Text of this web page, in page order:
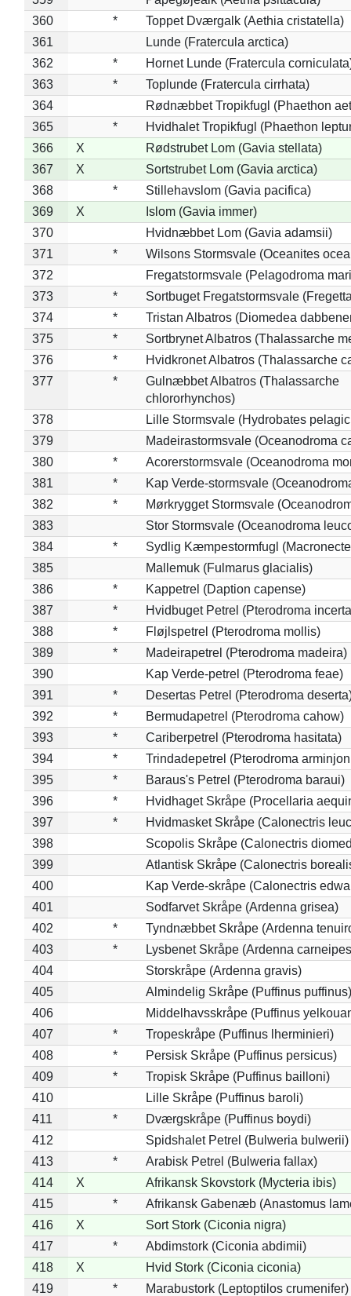
360
*
Toppet Dværgalk (Aethia cristatella)
361
Lunde (Fratercula arctica)
362
*
Hornet Lunde (Fratercula
363
*
Toplunde (Fratercula cirrhata)
364
Rødnæbbet Tropikfugl (Phaethon
365
*
Hvidhalet Tropikfugl (Phaethon
366
X
Rødstrubet Lom (Gavia stellata)
367
X
Sortstrubet Lom (Gavia arctica)
368
*
Stillehavslom (Gavia pacifica)
369
X
Islom (Gavia immer)
370
Hvidnæbbet Lom (Gavia adamsii)
371
*
Wilsons Stormsvale (Oceanites
372
Fregatstormsvale (Pelagodroma
373
*
Sortbuget Fregatstormsvale
374
*
Tristan Albatros (Diomedea
375
*
Sortbrynet Albatros (Thalassarche
376
*
Hvidkronet Albatros (Thalassarche
377
*
Gulnæbbet Albatros (Thalassarche
chlororhynchos)
378
Lille Stormsvale (Hydrobates
379
Madeirastormsvale (Oceanodroma
380
*
Acorerstormsvale (Oceanodroma
381
*
Kap Verde-stormsvale
382
*
Mørkrygget Stormsvale
383
Stor Stormsvale (Oceanodroma
384
*
Sydlig Kæmpestormfugl
385
Mallemuk (Fulmarus glacialis)
386
*
Kappetrel (Daption capense)
387
*
Hvidbuget Petrel (Pterodroma
388
*
Fløjlspetrel (Pterodroma mollis)
389
*
Madeirapetrel (Pterodroma madeira)
390
Kap Verde-petrel (Pterodroma feae)
391
*
Desertas Petrel (Pterodroma
392
*
Bermudapetrel (Pterodroma cahow)
393
*
Cariberpetrel (Pterodroma hasitata)
394
*
Trindadepetrel (Pterodroma
395
*
Baraus's Petrel (Pterodroma baraui)
396
*
Hvidhaget Skråpe (Procellaria
397
*
Hvidmasket Skråpe (Calonectris
398
Scopolis Skråpe (Calonectris
399
Atlantisk Skråpe (Calonectris
400
Kap Verde-skråpe (Calonectris
401
Sodfarvet Skråpe (Ardenna grisea)
402
*
Tyndnæbbet Skråpe (Ardenna
403
*
Lysbenet Skråpe (Ardenna
404
Storskråpe (Ardenna gravis)
405
Almindelig Skråpe (Puffinus puffinus)
406
Middelhavsskråpe (Puffinus
407
*
Tropeskråpe (Puffinus lherminieri)
408
*
Persisk Skråpe (Puffinus persicus)
409
*
Tropisk Skråpe (Puffinus bailloni)
410
Lille Skråpe (Puffinus baroli)
411
*
Dværgskråpe (Puffinus boydi)
412
Spidshalet Petrel (Bulweria bulwerii)
413
*
Arabisk Petrel (Bulweria fallax)
414
X
Afrikansk Skovstork (Mycteria ibis)
415
*
Afrikansk Gabenæb (Anastomus
416
X
Sort Stork (Ciconia nigra)
417
*
Abdimstork (Ciconia abdimii)
418
X
Hvid Stork (Ciconia ciconia)
419
*
Marabustork (Leptoptilos crumenifer)